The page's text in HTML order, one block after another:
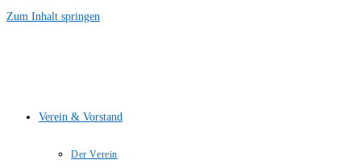
Zum Inhalt springen
Verein & Vorstand
Der Verein